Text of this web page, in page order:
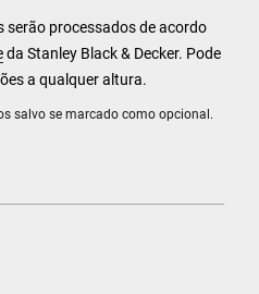
salvo se marcado como opcional.
serão processados de acordo
da Stanley Black & Decker. Pode
a qualquer altura.